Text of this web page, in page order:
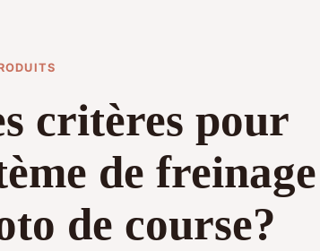
critères pour
de freinage
de course?